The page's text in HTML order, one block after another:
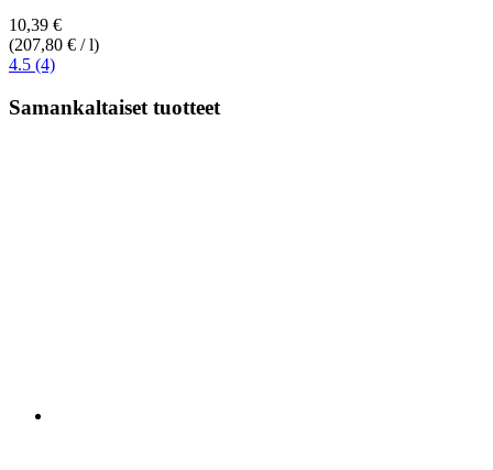
10,39 €
(207,80 € / l)
4.5 (4)
Samankaltaiset tuotteet